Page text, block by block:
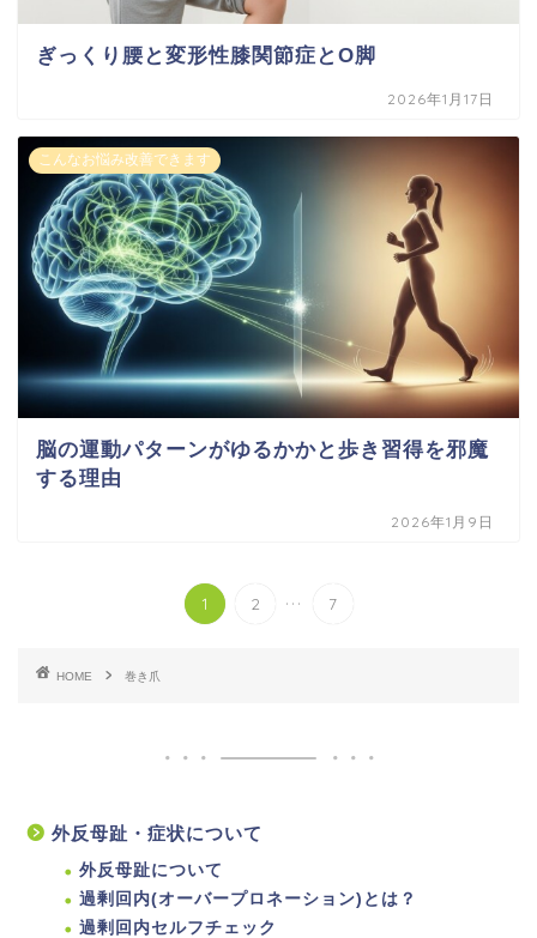
ぎっくり腰と変形性膝関節症とO脚
2026年1月17日
こんなお悩み改善できます
脳の運動パターンがゆるかかと歩き習得を邪魔
する理由
2026年1月9日
1 2 ... 7
HOME 巻き爪
外反母趾・症状について
外反母趾について
過剰回内(オーバープロネーション)とは？
過剰回内セルフチェック